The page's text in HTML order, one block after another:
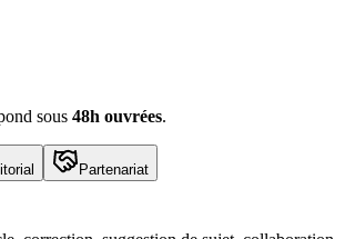
sous 48h ouvrées.
Partenariat